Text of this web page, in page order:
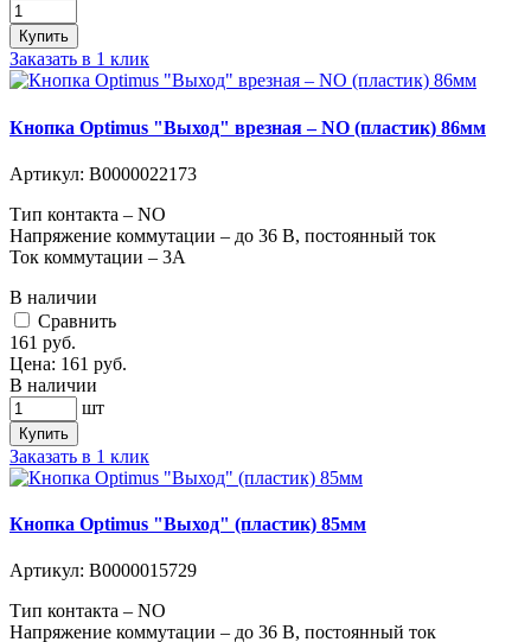
Купить
Заказать в 1 клик
Кнопка Optimus "Выход" врезная – NO (пластик) 86мм
Артикул: В0000022173
Тип контакта – NO
Напряжение коммутации – до 36 В, постоянный ток
Ток коммутации – 3А
В наличии
Cравнить
161 руб.
Цена: 161 руб.
В наличии
шт
Купить
Заказать в 1 клик
Кнопка Optimus "Выход" (пластик) 85мм
Артикул: В0000015729
Тип контакта – NO
Напряжение коммутации – до 36 В, постоянный ток